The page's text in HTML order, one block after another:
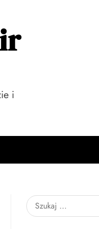
i
Szukaj: